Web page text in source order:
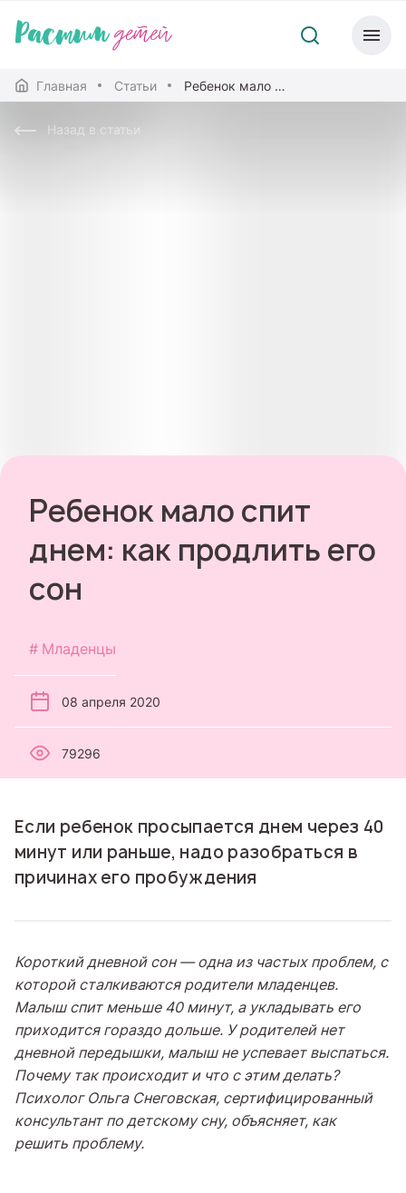
Главная Статьи Ребенок мало спит днем: как продлить его сон
Назад в статьи
Ребенок мало спит
днем: как продлить его
сон
Младенцы
08 апреля 2020
79296
Если ребенок просыпается днем через 40
минут или раньше, надо разобраться в
причинах его пробуждения
Короткий дневной сон — одна из частых проблем, с
которой сталкиваются родители младенцев.
Малыш спит меньше 40 минут, а укладывать его
приходится гораздо дольше. У родителей нет
дневной передышки, малыш не успевает выспаться.
Почему так происходит и что с этим делать?
Психолог Ольга Снеговская, сертифицированный
консультант по детскому сну, объясняет, как
решить проблему.